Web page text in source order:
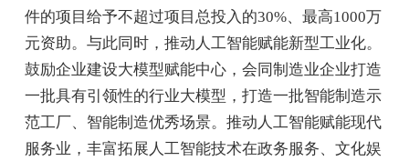
件的项目给予不超过项目总投入的30%、最高1000万
元资助。与此同时，推动人工智能赋能新型工业化。
鼓励企业建设大模型赋能中心，会同制造业企业打造
一批具有引领性的行业大模型，打造一批智能制造示
范工厂、智能制造优秀场景。推动人工智能赋能现代
服务业，丰富拓展人工智能技术在政务服务、文化娱